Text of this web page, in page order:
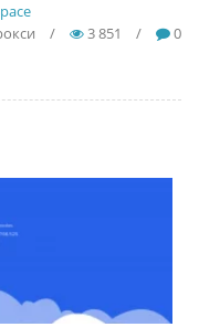
/ 3 851 / 0